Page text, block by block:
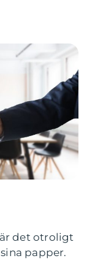
det otroligt
papper.